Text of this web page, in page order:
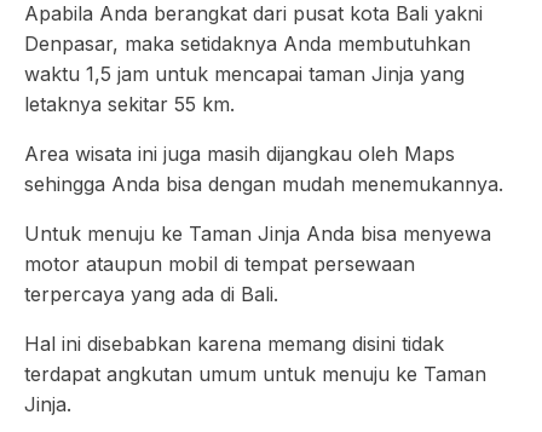
Apabila Anda berangkat dari pusat kota Bali yakni
Denpasar, maka setidaknya Anda membutuhkan
waktu 1,5 jam untuk mencapai taman Jinja yang
letaknya sekitar 55 km.
Area wisata ini juga masih dijangkau oleh Maps
sehingga Anda bisa dengan mudah menemukannya.
Untuk menuju ke Taman Jinja Anda bisa menyewa
motor ataupun mobil di tempat persewaan
terpercaya yang ada di Bali.
Hal ini disebabkan karena memang disini tidak
terdapat angkutan umum untuk menuju ke Taman
Jinja.